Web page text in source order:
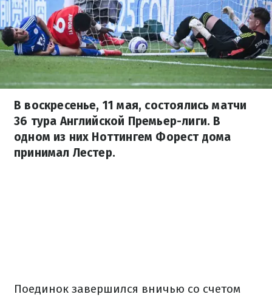
В воскресенье, 11 мая, состоялись матчи
36 тура Английской Премьер-лиги. В
одном из них Ноттингем Форест дома
принимал Лестер.
Поединок завершился вничью со счетом